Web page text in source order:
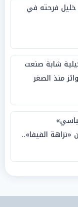
فرحته في
شابة صنعت
منذ الصغر
«نزاهة الفيفا»..